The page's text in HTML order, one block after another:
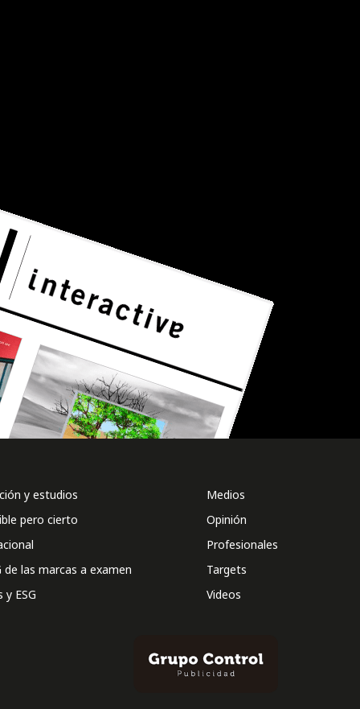
y estudios
pero cierto
de las marcas a examen
y ESG
Medios
Opinión
Profesionales
Targets
Videos